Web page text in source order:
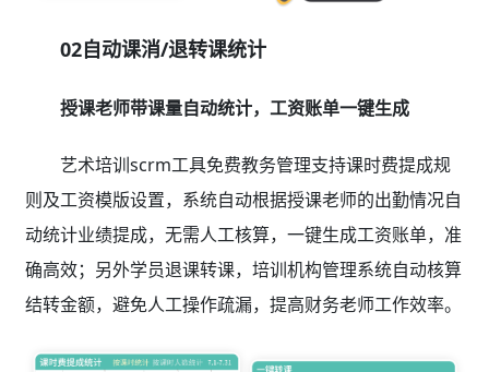
02自动课消/退转课统计
授课老师带课量自动统计，工资账单一键生成
艺术培训scrm工具免费教务管理支持课时费提成规
则及工资模版设置，系统自动根据授课老师的出勤情况自
动统计业绩提成，无需人工核算，一键生成工资账单，准
确高效；另外学员退课转课，培训机构管理系统自动核算
结转金额，避免人工操作疏漏，提高财务老师工作效率。